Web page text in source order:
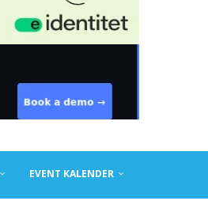
EVENT KALENDER